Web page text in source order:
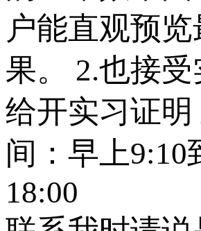
户能直观预
果。 2.也接
给开实习证明
间：早上9:10
18:00